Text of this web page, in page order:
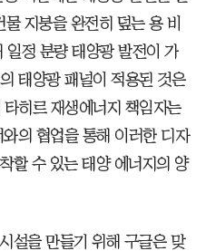
지붕을 완전히 덮는 용 비
일정 분량 태양광 발전이 가
태양광 패널이 적용된 것은
히르 재생에너지 책임자는
의 협업을 통해 이러한 디자
할 수 있는 태양 에너지의 양
설을 만들기 위해 구글은 맞